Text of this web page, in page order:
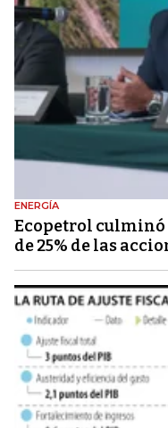
ENERGÍA
Ecopetrol culminó
de 25% de las